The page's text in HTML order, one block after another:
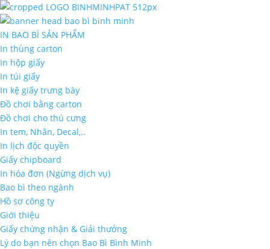
IN BAO BÌ SẢN PHẨM
In thùng carton
In hộp giấy
In túi giấy
In kệ giấy trưng bày
Đồ chơi bằng carton
Đồ chơi cho thú cưng
In tem, Nhãn, Decal,..
In lịch độc quyền
Giấy chipboard
In hóa đơn (Ngừng dịch vụ)
Bao bì theo ngành
Hồ sơ công ty
Giới thiệu
Giấy chứng nhận & Giải thưởng
Lý do bạn nên chọn Bao Bì Bình Minh